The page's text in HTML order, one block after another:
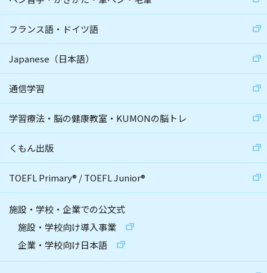
フランス語・ドイツ語
Japanese（日本語）
通信学習
学習療法・脳の健康教室・KUMONの脳トレ
くもん出版
TOEFL Primary® /TOEFL Junior®
施設・学校・企業での公文式
施設・学校向け導入事業
企業・学校向け日本語